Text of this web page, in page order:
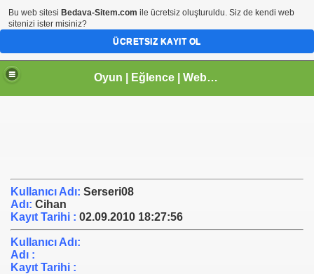
Oyun | Eğlence | Webmaster | tr.gg Paylaşım Sitesi | Arhavi |Kireçlik Köyü
Kullanıcı Adı: Serseri08
Adı: Cihan
Kayıt Tarihi : 02.09.2010 18:27:56
Kullanıcı Adı:
Adı :
Kayıt Tarihi :
Bu web sitesi Bedava-Sitem.com ile ücretsiz oluşturuldu. Siz de kendi web
sitenizi ister misiniz?
ÜCRETSIZ KAYIT OL